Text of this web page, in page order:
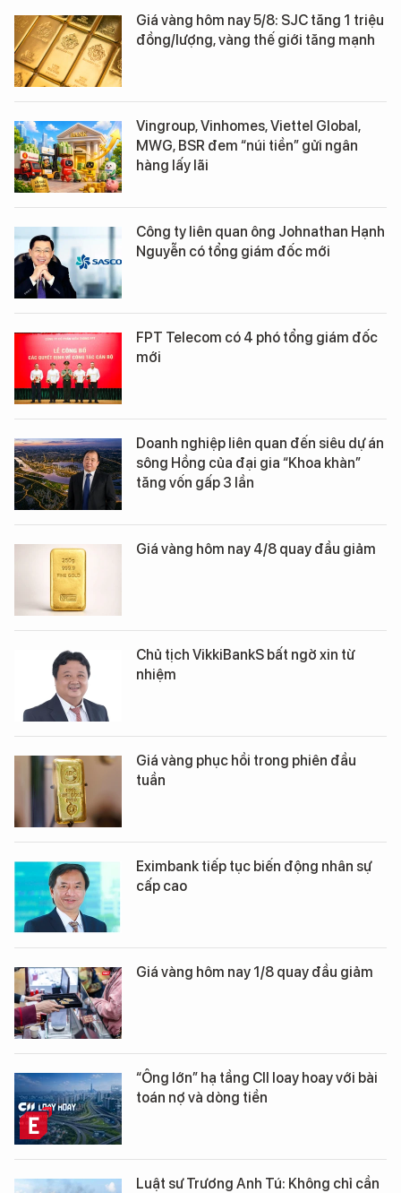
Giá vàng hôm nay 5/8: SJC tăng 1 triệu
đồng/lượng, vàng thế giới tăng mạnh
Vingroup, Vinhomes, Viettel Global,
MWG, BSR đem “núi tiền” gửi ngân
hàng lấy lãi
Công ty liên quan ông Johnathan Hạnh
Nguyễn có tổng giám đốc mới
FPT Telecom có 4 phó tổng giám đốc
mới
Doanh nghiệp liên quan đến siêu dự án
sông Hồng của đại gia “Khoa khàn”
tăng vốn gấp 3 lần
Giá vàng hôm nay 4/8 quay đầu giảm
Chủ tịch VikkiBankS bất ngờ xin từ
nhiệm
Giá vàng phục hồi trong phiên đầu
tuần
Eximbank tiếp tục biến động nhân sự
cấp cao
Giá vàng hôm nay 1/8 quay đầu giảm
“Ông lớn” hạ tầng CII loay hoay với bài
toán nợ và dòng tiền
Luật sư Trương Anh Tú: Không chỉ cần